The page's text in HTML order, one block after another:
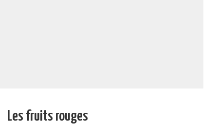
Les fruits rouges